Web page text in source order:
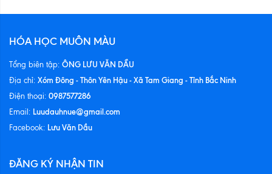
HÓA HỌC MUÔN MÀU
Tổng biên tập: ÔNG LƯU VĂN DẦU
Địa chỉ: Xóm Đông - Thôn Yên Hậu - Xã Tam Giang - Tỉnh Bắc Ninh
Điện thoại: 0987577286
Email: Luudauhnue@gmail.com
Facebook: Lưu Văn Dầu
ĐĂNG KÝ NHẬN TIN